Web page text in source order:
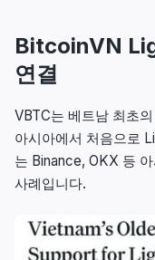
BitcoinVN
연결
VBTC는 베트남 최초
아시아에서 처음으로
는 Binance, OKX 등
사례입니다.